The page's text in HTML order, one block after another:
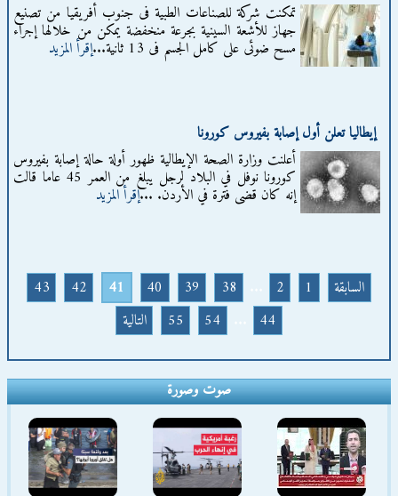
تمكنت شركة للصناعات الطبية فى جنوب أفريقيا من تصنيع
جهاز للأشعة السينية بجرعة منخفضة يمكن من خلالها إجراء
مسح ضوئى على كامل الجسم فى 13 ثانية... إقرأ المزيد
إيطاليا تعلن أول إصابة بفيروس كورونا
أعلنت وزارة الصحة الإيطالية ظهور أولة حالة إصابة بفيروس
كورونا نوفل في البلاد لرجل يبلغ من العمر 45 عاما قالت
إنه كان قضى فترة في الأردن. ...إقرأ المزيد
السابقة 1
2
38
39
40
41
42
43
44
54
55 التالية
صوت وصورة